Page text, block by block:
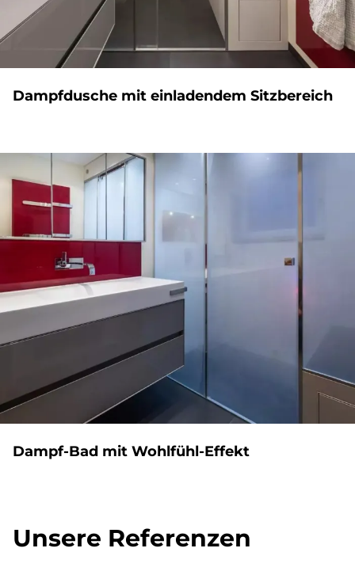
Dampf­du­sche mit ein­la­den­dem Sitz­be­reich
Dampf-Bad mit Wohl­fühl-Ef­fe­kt
Un­se­re Re­fe­ren­zen